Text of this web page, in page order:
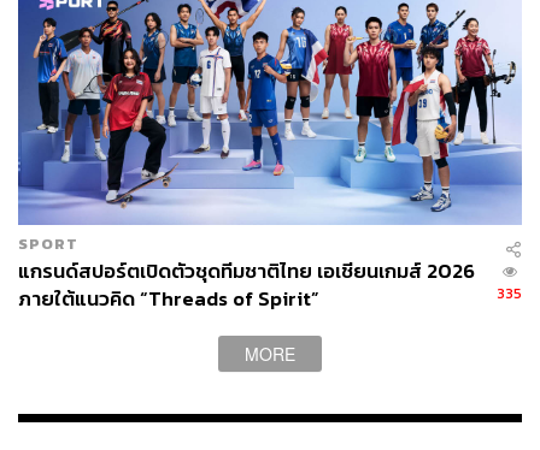
Declan Rice
เทคโนโลยี Formula 1
กีฬาฟุตบอล
จิตวิทยา
185
ABOUT THE AUTHOR
Content Creator ประจำกองบรรณาธิการข่าว
SPORT
แกรนด์สปอร์ตเปิดตัวชุดทีมชาติไทย เอเชียนเกมส์ 2026
ภายใต้แนวคิด “Threads of Spirit”
335
MORE